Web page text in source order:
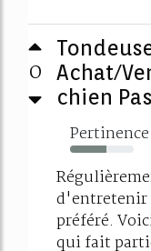
0
Achat/
chien
Pertinence
57%
d'entretenir
préféré.
qui fait